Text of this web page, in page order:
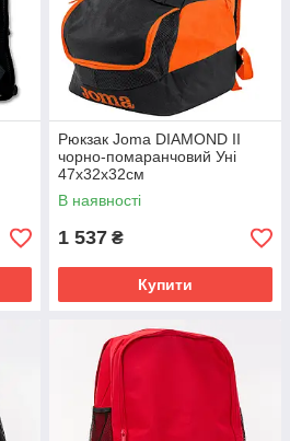
Рюкзак Joma DIAMOND II
чорно-помаранчовий Уні
47х32х32см
В наявності
1 537 ₴
Купити